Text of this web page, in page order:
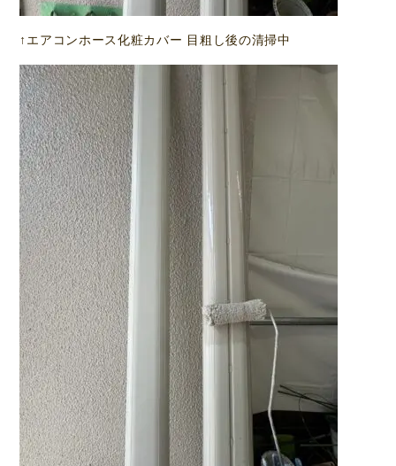
↑エアコンホース化粧カバー 目粗し後の清掃中